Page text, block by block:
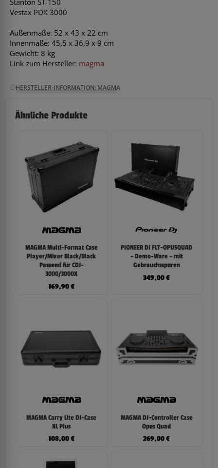
Stanton ST-150
Vestax PDX 3000
Außenmaße: 52 x 43 x 22 cm
Innenmaße: 45,5 x 36,9 x 9 cm
Gewicht: 8 kg
Link zum Hersteller: magma
HERSTELLER-INFORMATION: MAGMA
Ähnliche Produkte
MAGMA Multi-Format Case
Player/Mixer Black/Black
Passend für CDJ-
3000/3000X
169,90€
PIONEER DJ FLT-OPUSQUAD
– Demo-Ware – mit
Gebrauchsspuren
349,00€
MAGMA Carry Lite DJ-Case
XL Plus
108,00€
MAGMA DJ-Controller Case
Opus Quad
269,00€